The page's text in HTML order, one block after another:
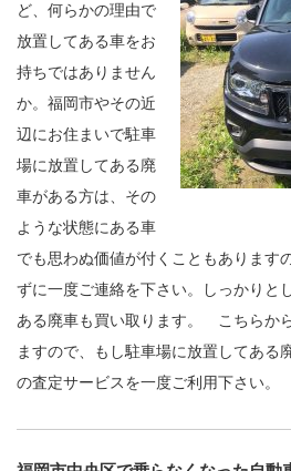
ど、何らかの理由で
放置してある車をお
持ちではありません
か。福岡市やその近
辺にお住まいで駐車
場に放置してある廃
車がある方は、その
ような状態にある車
でも思わぬ価値が付くこともあります
ずに一度ご連絡を下さい。しっかりと
ある廃車も買い取ります。 こちらか
ますので、もし駐車場に放置してある
の査定サービスを一度ご利用下さい。